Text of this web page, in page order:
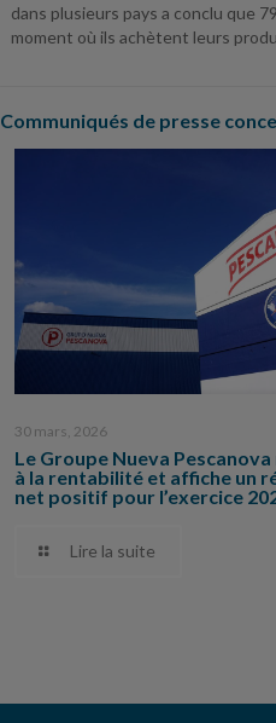
dans plusieurs pays a conclu que
moment où ils achètent leurs
Communiqués de presse
30 mars, 2026
Le Groupe Nueva
à la rentabilité et affiche un
net positif pour l’exercice
Lire la suite